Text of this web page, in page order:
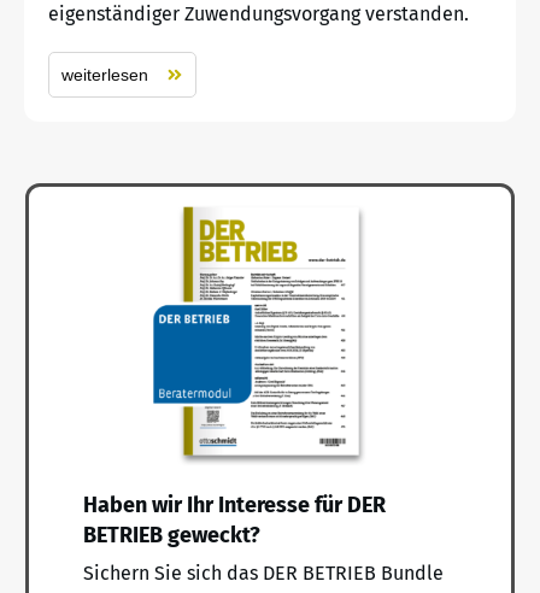
eigenständiger Zuwendungsvorgang verstanden.
weiterlesen
Haben wir Ihr Interesse für DER
BETRIEB geweckt?
Sichern Sie sich das DER BETRIEB Bundle